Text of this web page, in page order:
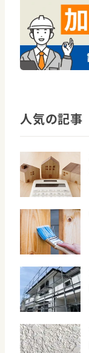
人気の記事